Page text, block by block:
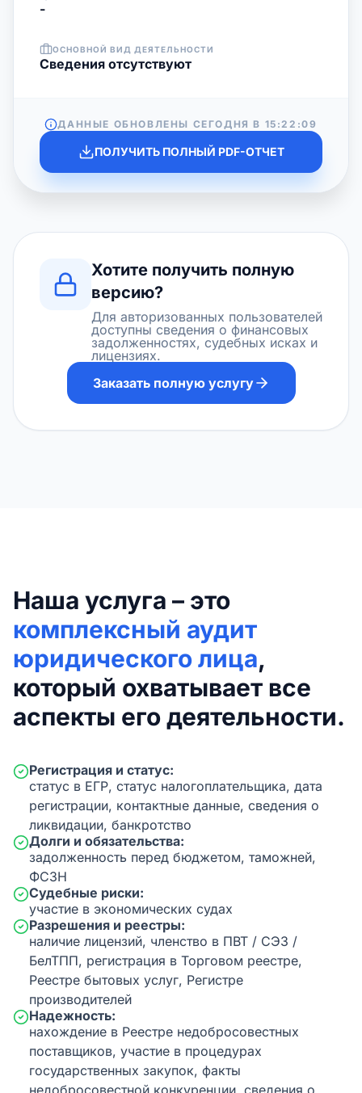
-
ОСНОВНОЙ ВИД ДЕЯТЕЛЬНОСТИ
Cведения отсутствуют
ДАННЫЕ ОБНОВЛЕНЫ СЕГОДНЯ В 15:22:09
ПОЛУЧИТЬ ПОЛНЫЙ PDF-ОТЧЕТ
Хотите получить полную
версию?
Для авторизованных пользователей
доступны сведения о финансовых
задолженностях, судебных исках и
лицензиях.
Заказать полную услугу
Наша услуга – это
комплексный аудит
юридического лица,
который охватывает все
аспекты его деятельности.
Регистрация и статус:
статус в ЕГР, статус налогоплательщика, дата
регистрации, контактные данные, сведения о
ликвидации, банкротство
Долги и обязательства:
задолженность перед бюджетом, таможней,
ФСЗН
Судебные риски:
участие в экономических судах
Разрешения и реестры:
наличие лицензий, членство в ПВТ / СЭЗ /
БелТПП, регистрация в Торговом реестре,
Реестре бытовых услуг, Регистре
производителей
Надежность:
нахождение в Реестре недобросовестных
поставщиков, участие в процедурах
государственных закупок, факты
недобросовестной конкуренции, сведения о